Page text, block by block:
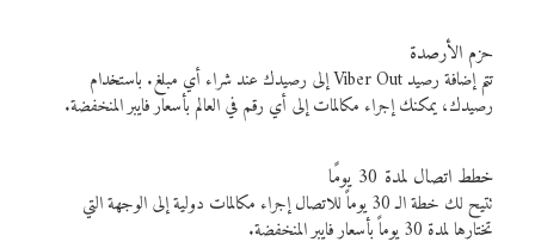
حزم الأرصدة
تتم إضافة رصيد Viber Out إلى رصيدك عند شراء أي مبلغ. باستخدام
رصيدك، يمكنك إجراء مكالمات إلى أي رقم في العالم بأسعار فايبر المنخفضة.
خطط اتصال لمدة 30 يومًا
تتيح لك خطة الـ 30 يوماً للاتصال إجراء مكالمات دولية إلى الوجهة التي
تختارها لمدة 30 يوماً بأسعار فايبر المنخفضة.